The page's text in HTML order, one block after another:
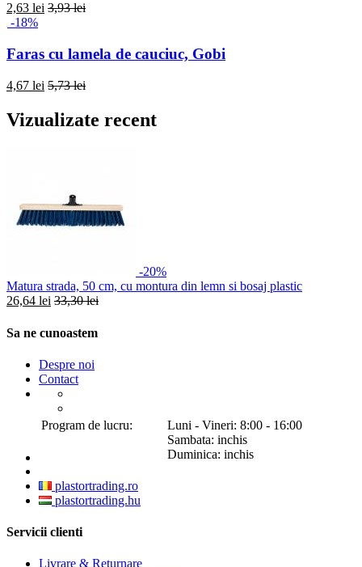
2,63 lei 3,93 lei
-18%
Faras cu lamela de cauciuc, Gobi
4,67 lei 5,73 lei
Vizualizate recent
-20%
Matura strada, 50 cm, cu montura din lemn si bosaj plastic
26,64 lei 33,30 lei
Sa ne cunoastem
Despre noi
Contact
Program de lucru:
Luni - Vineri: 8:00 - 16:00
Sambata: inchis
Duminica: inchis
plastortrading.ro
plastortrading.hu
Servicii clienti
Livrare & Returnare